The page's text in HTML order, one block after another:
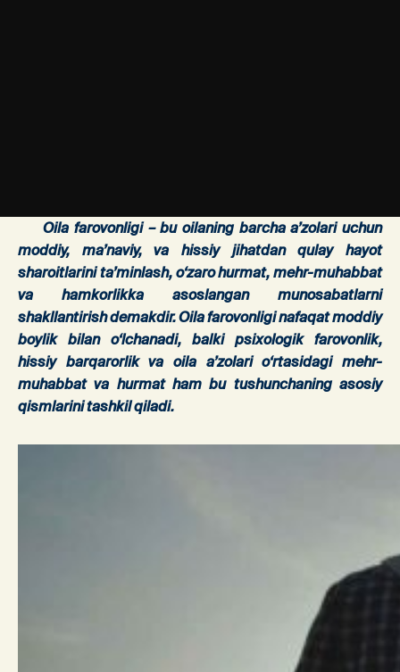
Oila farovonligi – bu oilaning barcha a’zolari uchun
moddiy, ma’naviy, va hissiy jihatdan qulay hayot
sharoitlarini ta’minlash, o‘zaro hurmat, mehr-muhabbat
va hamkorlikka asoslangan munosabatlarni
shakllantirish demakdir. Oila farovonligi nafaqat moddiy
boylik bilan o‘lchanadi, balki psixologik farovonlik,
hissiy barqarorlik va oila a’zolari o‘rtasidagi mehr-
muhabbat va hurmat ham bu tushunchaning asosiy
qismlarini tashkil qiladi.